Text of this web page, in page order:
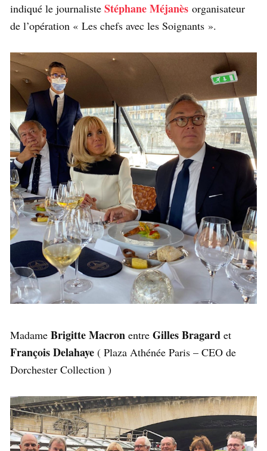
indiqué le journaliste Stéphane Méjanès organisateur
de l’opération « Les chefs avec les Soignants ».
Madame Brigitte Macron entre Gilles Bragard et
François Delahaye ( Plaza Athénée Paris – CEO de
Dorchester Collection )